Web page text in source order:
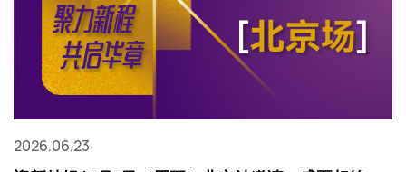
2026.06.23